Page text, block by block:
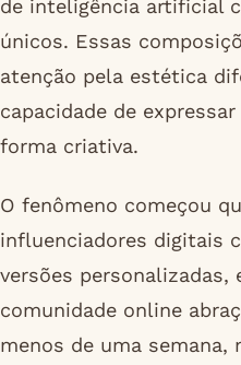
de inteligência artificial
únicos. Essas
atenção pela estética
capacidade de
forma criativa.
O fenômeno começou
influenciadores digitais
versões personalizadas,
comunidade online
menos de uma semana,